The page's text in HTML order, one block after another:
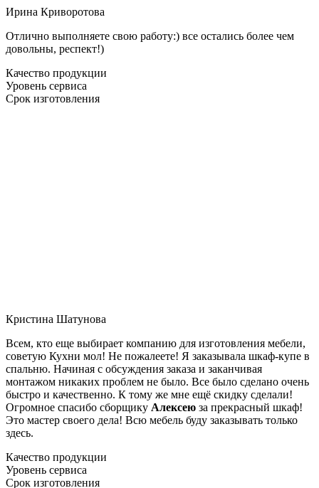
Ирина Криворотова
Отлично выполняете свою работу:) все остались более чем
довольны, респект!)
Качество продукции
Уровень сервиса
Срок изготовления
Кристина Шатунова
Всем, кто еще выбирает компанию для изготовления мебели,
советую Кухни мол! Не пожалеете! Я заказывала шкаф-купе в
спальню. Начиная с обсуждения заказа и заканчивая
монтажом никаких проблем не было. Все было сделано очень
быстро и качественно. К тому же мне ещё скидку сделали!
Огромное спасибо сборщику Алексею за прекрасный шкаф!
Это мастер своего дела! Всю мебель буду заказывать только
здесь.
Качество продукции
Уровень сервиса
Срок изготовления